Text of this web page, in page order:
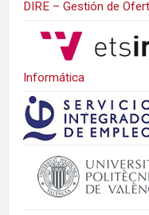
DIRE – Gestión de
Informática